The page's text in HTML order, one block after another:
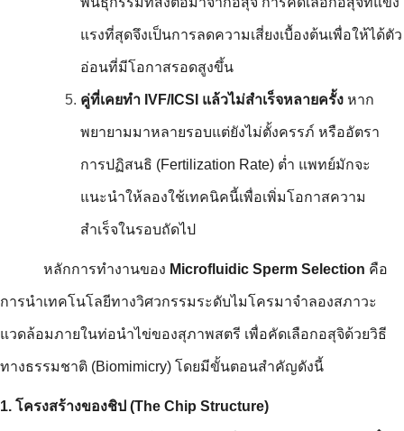
แรงที่สุดจึงเป็นการลดความเสี่ยงเบื้องต้นเพื่อให้ได้ตัว
อ่อนที่มีโอกาสรอดสูงขึ้น
คู่ที่เคยทำ IVF/ICSI แล้วไม่สำเร็จหลายครั้ง หาก
พยายามมาหลายรอบแต่ยังไม่ตั้งครรภ์ หรืออัตรา
การปฏิสนธิ (Fertilization Rate) ต่ำ แพทย์มักจะ
แนะนำให้ลองใช้เทคนิคนี้เพื่อเพิ่มโอกาสความ
สำเร็จในรอบถัดไป
หลักการทำงานของ Microfluidic Sperm Selection คือ
การนำเทคโนโลยีทางวิศวกรรมระดับไมโครมาจำลองสภาวะ
แวดล้อมภายในท่อนำไข่ของสุภาพสตรี เพื่อคัดเลือกอสุจิด้วยวิธี
ทางธรรมชาติ (Biomimicry) โดยมีขั้นตอนสำคัญดังนี้
1. โครงสร้างของชิป (The Chip Structure)